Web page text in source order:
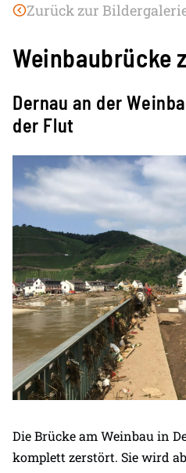
Zurück zur
Weinbaubrücke
Dernau an der
der Flut
Die Brücke am Weinbau in
komplett zerstört. Sie wird